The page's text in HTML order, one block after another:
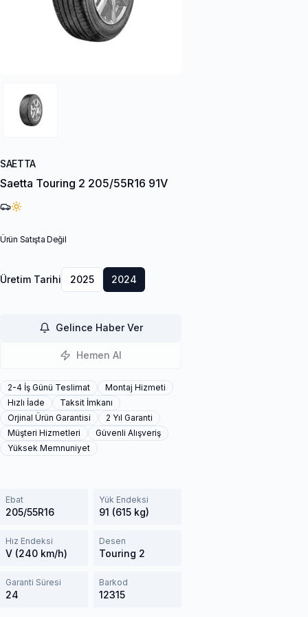
SAETTA
Saetta Touring 2 205/55R16 91V
Ürün Satışta Değil
Üretim Tarihi 2025 2024
Gelince Haber Ver
Hemen Al
2-4 İş Günü Teslimat
Montaj Hizmeti
Hızlı İade
Taksit İmkanı
Orjinal Ürün Garantisi
2 Yıl Garanti
Müşteri Hizmetleri
Güvenli Alışveriş
Yüksek Memnuniyet
Ebat
205/55R16
Yük Endeksi
91 (615 kg)
Hız Endeksi
V (240 km/h)
Desen
Touring 2
Garanti Süresi
24
Barkod
12315